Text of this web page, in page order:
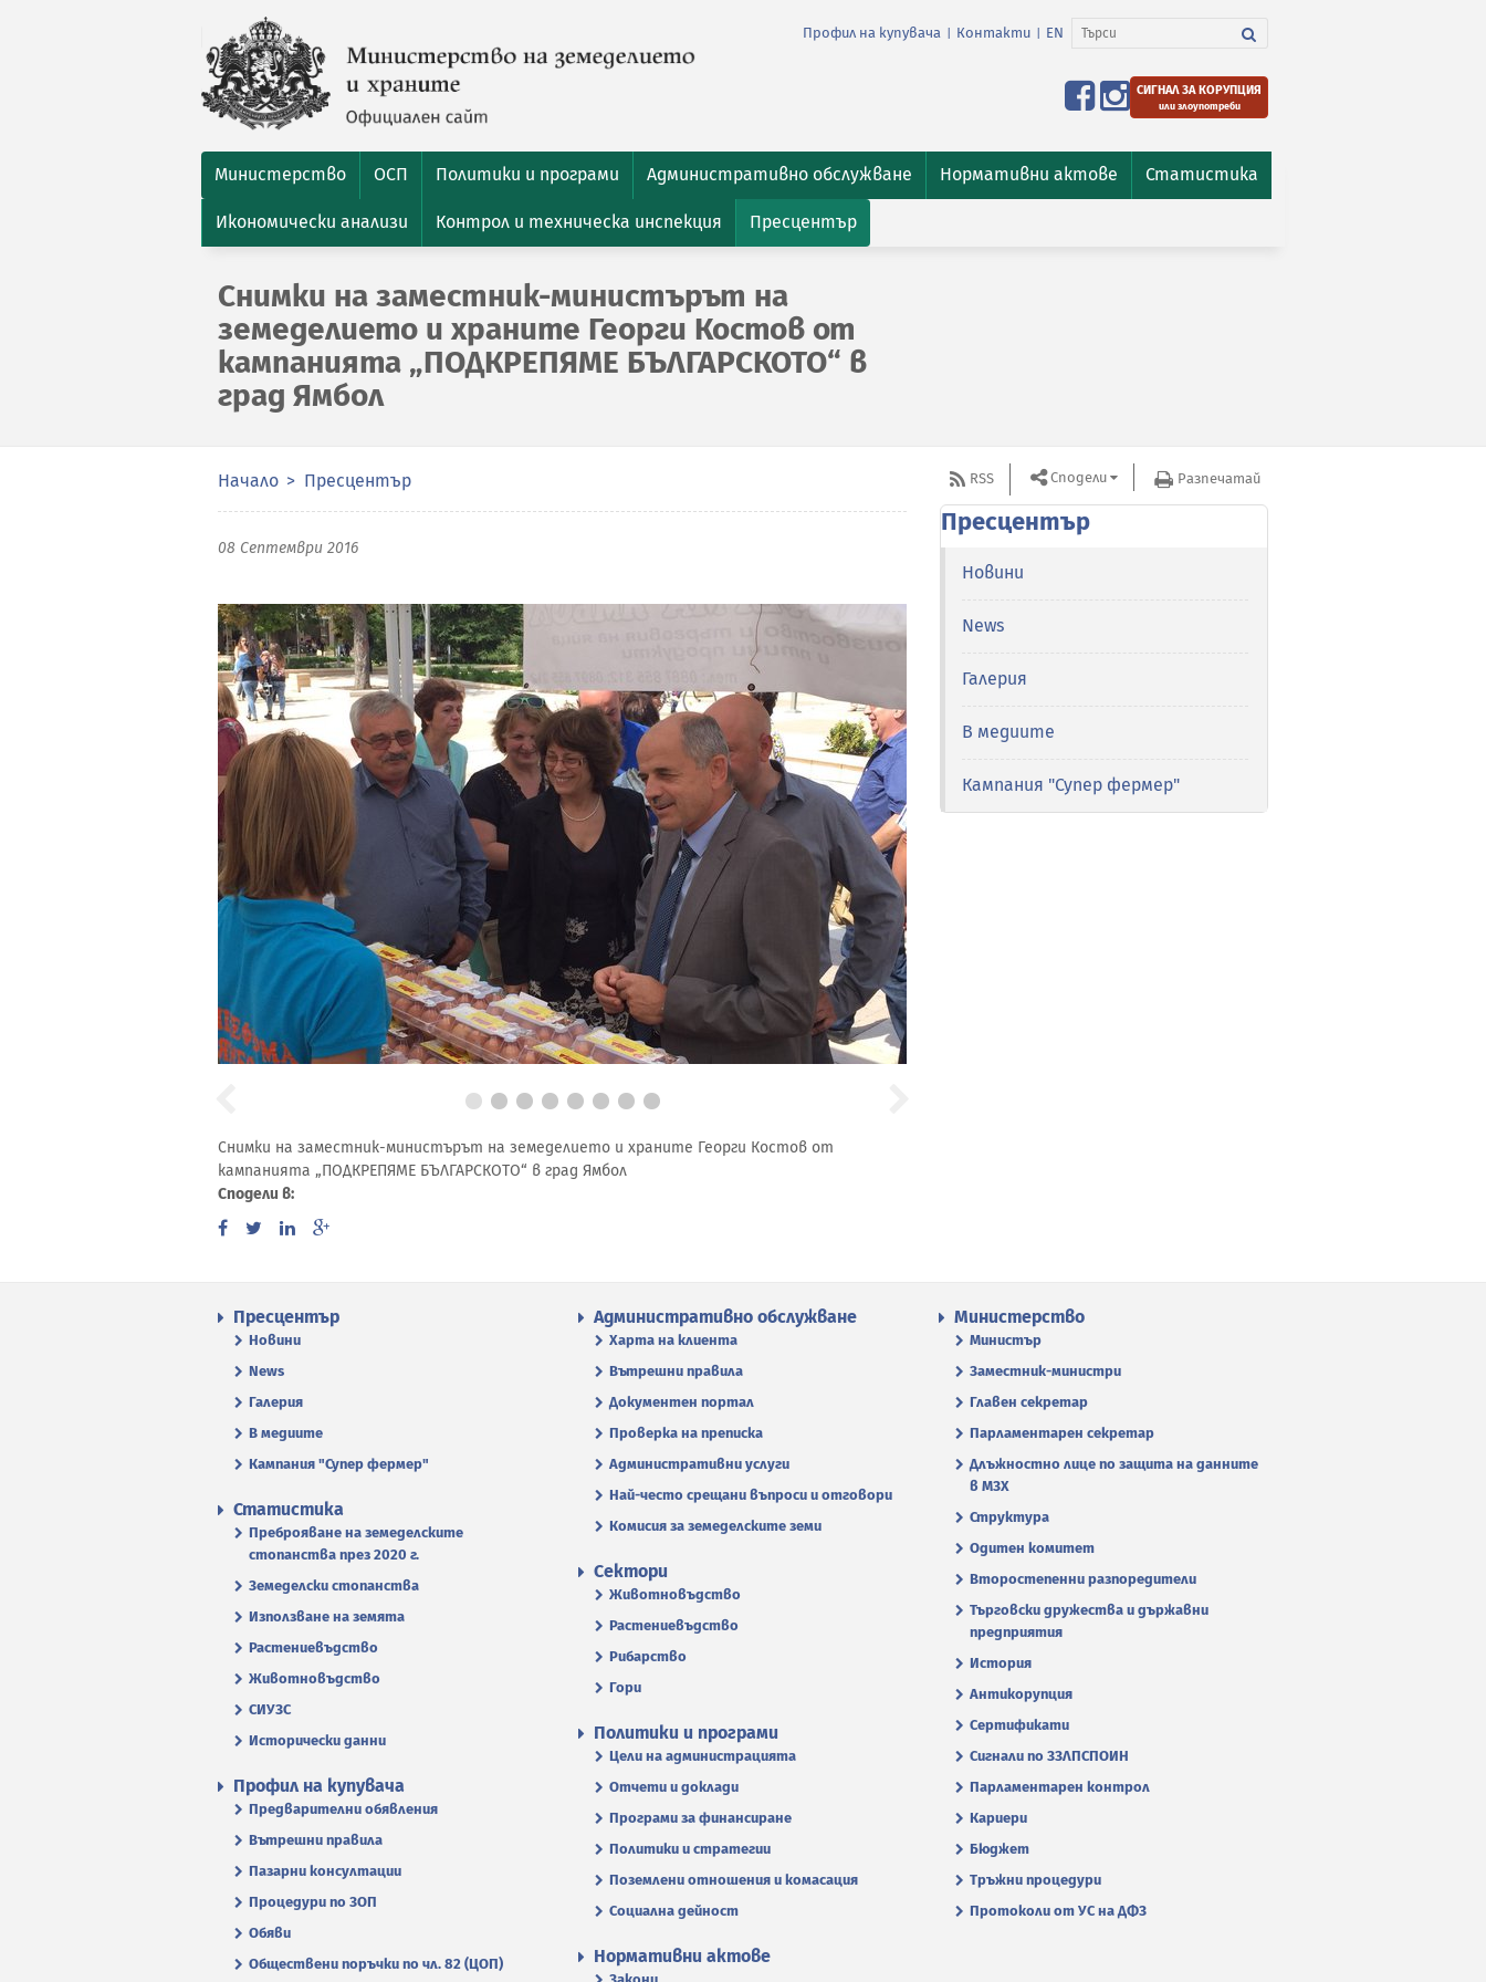
Профил на купувача Контакти EN
СИГНАЛ ЗА КОРУПЦИЯ
или злоупотреби
Министерство ОСП Политики и програми Административно обслужване Нормативни актове Статистика
Икономически анализи Контрол и техническа инспекция Пресцентър
Снимки на заместник-министърът на
земеделието и храните Георги Костов от
кампанията „ПОДКРЕПЯМЕ БЪЛГАРСКОТО“ в
град Ямбол
Начало Пресцентър
08 Септември 2016
Снимки на заместник-министърът на земеделието и храните Георги Костов от
кампанията „ПОДКРЕПЯМЕ БЪЛГАРСКОТО“ в град Ямбол
Сподели в:
RSS Сподели Разпечатай
Пресцентър
Новини
News
Галерия
В медиите
Кампания "Супер фермер"
Пресцентър
Новини
News
Галерия
В медиите
Кампания "Супер фермер"
Административно обслужване
Харта на клиента
Вътрешни правила
Документен портал
Проверка на преписка
Административни услуги
Най-често срещани въпроси и отговори
Комисия за земеделските земи
Министерство
Министър
Заместник-министри
Главен секретар
Парламентарен секретар
Длъжностно лице по защита на данните
в МЗХ
Структура
Одитен комитет
Второстепенни разпоредители
Търговски дружества и държавни
предприятия
История
Антикорупция
Сертификати
Сигнали по ЗЗЛПСПОИН
Парламентарен контрол
Кариери
Бюджет
Тръжни процедури
Протоколи от УС на ДФЗ
Статистика
Преброяване на земеделските
стопанства през 2020 г.
Земеделски стопанства
Използване на земята
Растениевъдство
Животновъдство
СИУЗС
Исторически данни
Сектори
Животновъдство
Растениевъдство
Рибарство
Гори
Политики и програми
Цели на администрацията
Отчети и доклади
Програми за финансиране
Политики и стратегии
Поземлени отношения и комасация
Социална дейност
Профил на купувача
Предварителни обявления
Вътрешни правила
Пазарни консултации
Процедури по ЗОП
Обяви
Обществени поръчки по чл. 82 (ЦОП)
Нормативни актове
Закони